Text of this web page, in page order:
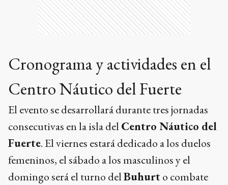
Cronograma y actividades en el
Centro Náutico del Fuerte
El evento se desarrollará durante tres jornadas
consecutivas en la isla del Centro Náutico del
Fuerte. El viernes estará dedicado a los duelos
femeninos, el sábado a los masculinos y el
domingo será el turno delBuhurto combate